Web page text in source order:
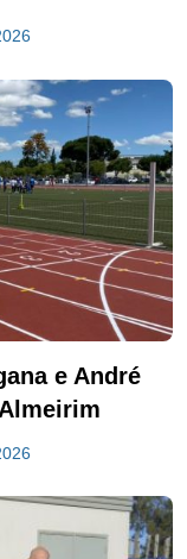
e André